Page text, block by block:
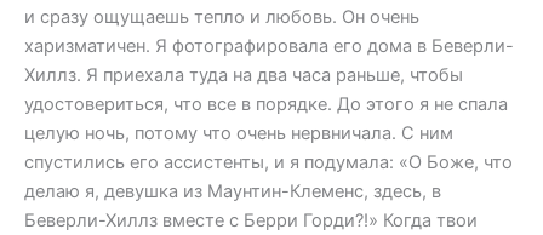
и сразу ощущаешь тепло и любовь. Он очень
харизматичен. Я фотографировала его дома в Беверли-
Хиллз. Я приехала туда на два часа раньше, чтобы
удостовериться, что все в порядке. До этого я не спала
целую ночь, потому что очень нервничала. С ним
спустились его ассистенты, и я подумала: «О Боже, что
делаю я, девушка из Маунтин-Клеменс, здесь, в
Беверли-Хиллз вместе с Берри Горди?!» Когда твои